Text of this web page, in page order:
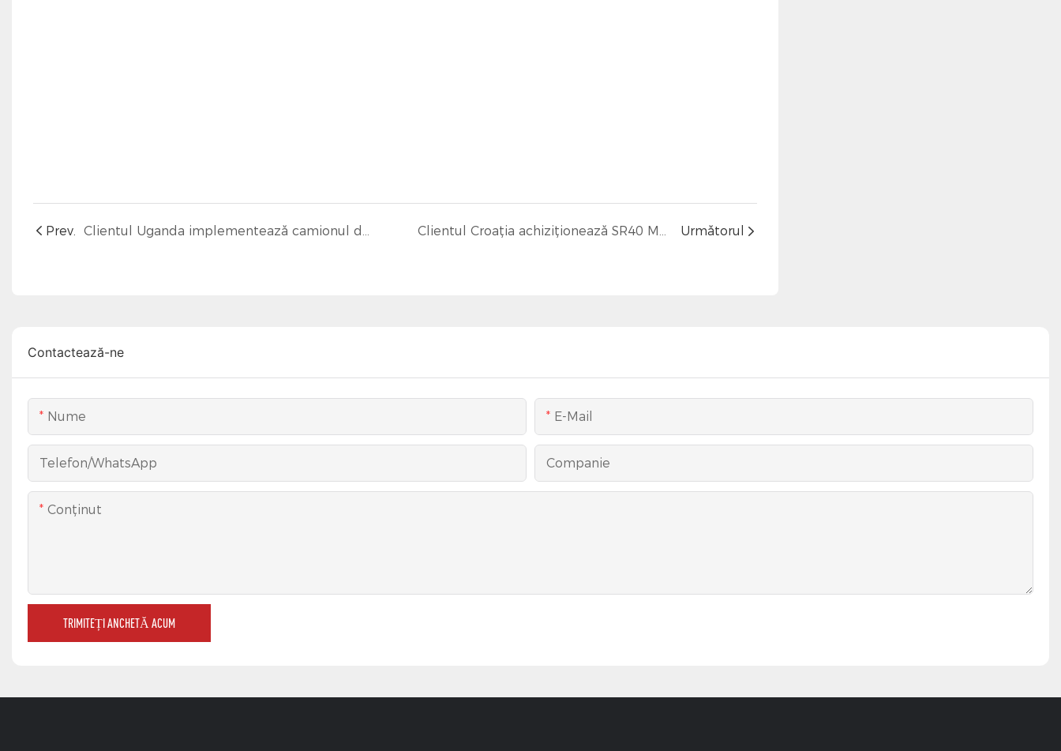
Prev. Clientul Uganda implementează camionul de scenă mobile SS70 pentru evenimente de cruciadă bisericești la scară largă Clientul Croația achiziționează SR40 Mobile Roadshow Truck, o soluție personalizabilă All - IN - One Event Solution Următorul
Contactează-ne
Nume E-Mail
Telefon/WhatsApp Companie
Conţinut
TRIMITEȚI ANCHETĂ ACUM